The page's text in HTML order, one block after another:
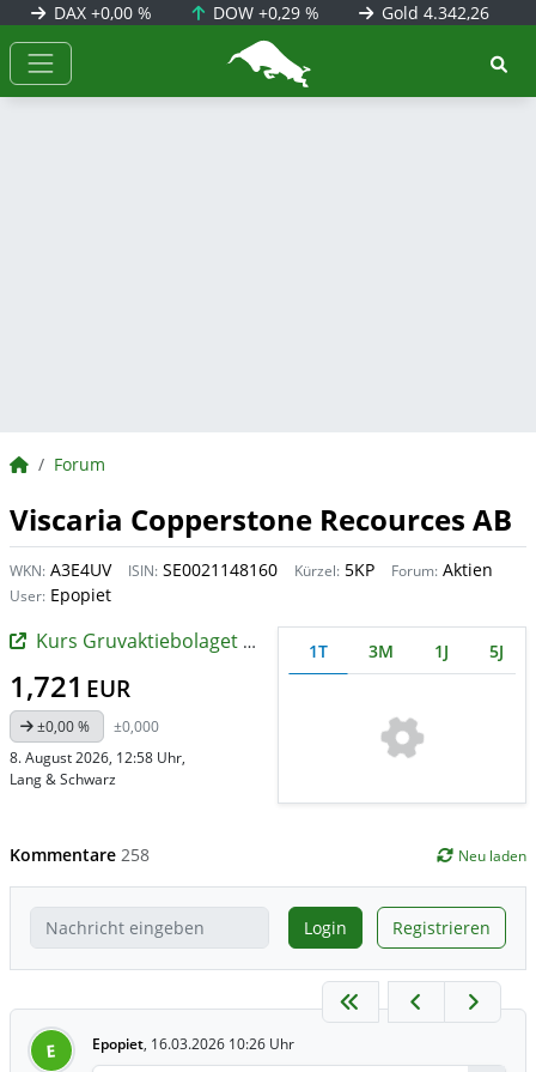
DAX +0,00 % DOW+0,29 % Gold 4.342,26
BörsenNEWS.de
BörsenNEWS.de
Forum
Viscaria Copperstone Recources AB
WKN: A3E4UV ISIN: SE0021148160 Kürzel: 5KP Forum: Aktien
User: Epopiet
Kurs Gruvaktiebolaget Viscaria
1,721 EUR
±0,00 %
±0,000
8. August 2026, 12:58 Uhr,
Lang & Schwarz
1T 3M 1J 5J
Kommentare 258 Neu laden
Login Registrieren
E Epopiet, 16.03.2026 10:26 Uhr